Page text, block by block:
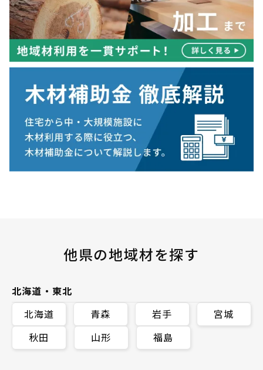
他県の地域材を探す
北海道・東北
北海道
青森 岩手
宮城
秋田
山形 福島